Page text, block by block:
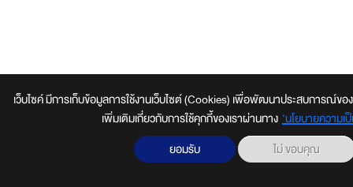
เว็บไซค์ มีการเก็บข้อมูลการใช้งานเว็บไซต์ (Cookies) เพื่อพัฒนาประสบการณ์ข
เพิ่มเติมเกี่ยวกับการใช้คุกกี้ของเราผ่านทาง ‘นโยบายความ
ยอมรับ
ไม่ ขอบคุณ